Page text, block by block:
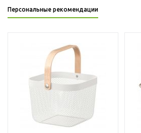
Персональные рекомендации